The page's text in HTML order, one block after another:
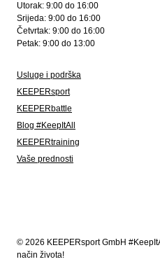
Utorak: 9:00 do 16:00
Srijeda: 9:00 do 16:00
Četvrtak: 9:00 do 16:00
Petak: 9:00 do 13:00
Usluge i podrška
KEEPERsport
KEEPERbattle
Blog #KeepItAll
KEEPERtraining
Vaše prednosti
© 2026 KEEPERsport GmbH
način života!